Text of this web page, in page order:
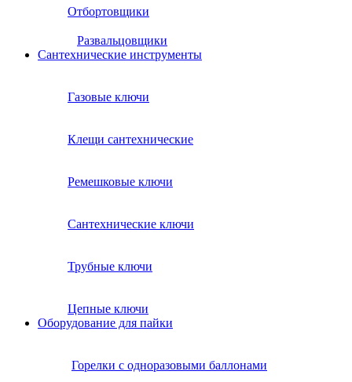
Отбортовщики
Развальцовщики
Сантехнические инcтрументы
Газовые ключи
Клещи сантехнические
Ремешковые ключи
Сантехнические ключи
Трубные ключи
Цепные ключи
Оборудование для пайки
Горелки с одноразовыми баллонами